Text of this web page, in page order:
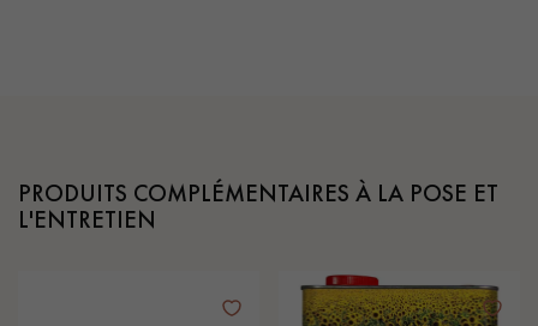
PRODUITS COMPLÉMENTAIRES À LA POSE ET
L'ENTRETIEN